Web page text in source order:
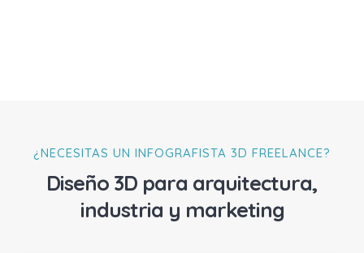
¿NECESITAS UN INFOGRAFISTA 3D FREELANCE?
Diseño 3D para arquitectura,
industria y marketing